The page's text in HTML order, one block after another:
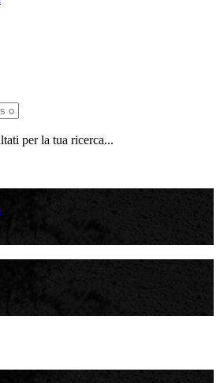
per la tua ricerca...